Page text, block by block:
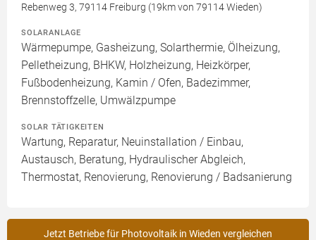
Rebenweg 3, 79114 Freiburg (19km von 79114 Wieden)
SOLARANLAGE
Wärmepumpe, Gasheizung, Solarthermie, Ölheizung,
Pelletheizung, BHKW, Holzheizung, Heizkörper,
Fußbodenheizung, Kamin / Ofen, Badezimmer,
Brennstoffzelle, Umwälzpumpe
SOLAR TÄTIGKEITEN
Wartung, Reparatur, Neuinstallation / Einbau,
Austausch, Beratung, Hydraulischer Abgleich,
Thermostat, Renovierung, Renovierung / Badsanierung
Jetzt Betriebe für Photovoltaik in Wieden vergleichen